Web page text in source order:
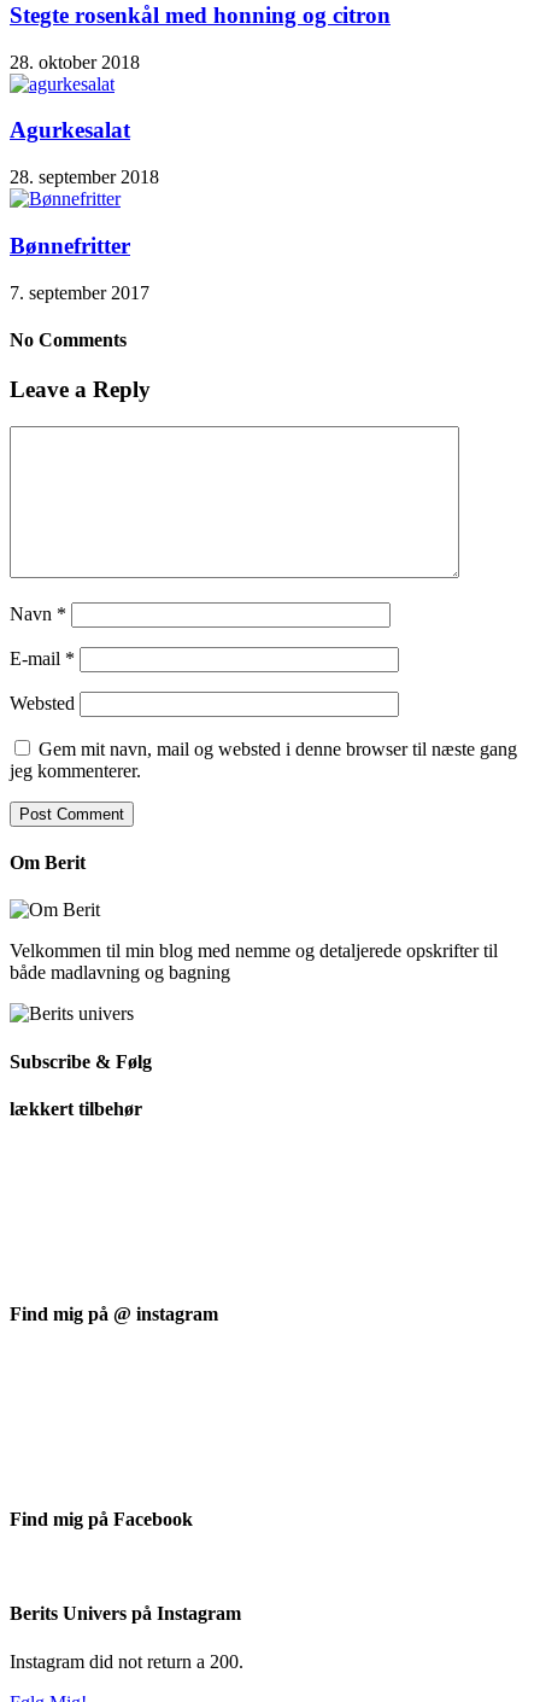
Stegte rosenkål med honning og citron
28. oktober 2018
Agurkesalat
28. september 2018
Bønnefritter
7. september 2017
No Comments
Leave a Reply
Navn *
E-mail *
Websted
Gem mit navn, mail og websted i denne browser til næste gang
jeg kommenterer.
Om Berit
Velkommen til min blog med nemme og detaljerede opskrifter til
både madlavning og bagning
Subscribe & Følg
lækkert tilbehør
Find mig på @ instagram
Find mig på Facebook
Berits Univers på Instagram
Instagram did not return a 200.